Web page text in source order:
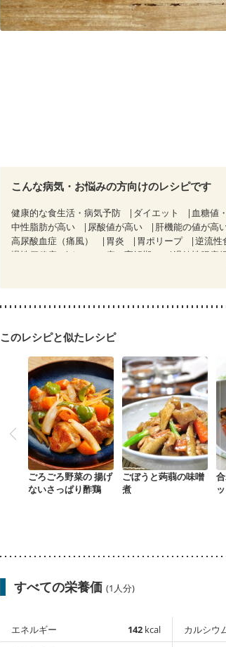
こんな病気・お悩みの方向けのレシピです
健康的な食生活・病気予防 ダイエット 血糖値
中性脂肪が高い
尿酸値が高い 肝機能の値が高
高尿酸血症（痛風）
胃炎 胃ポリープ 逆流性
慢性便秘症
クローン病（寛解期） 過敏性腸症
大腸がん（抗がん剤治療中）
大腸がん（放射線
妊婦健診・血糖値が気になる（初期）
ニキビ・肌荒れ
妊活中 更年期
このレシピと似たレシピ
ごろごろ野菜の 揚げ
ないさっぱり酢鶏
ごぼうと蒟蒻の味噌
煮
すべての栄養価 (1人分)
エネルギー 142 kcal
カルシウ